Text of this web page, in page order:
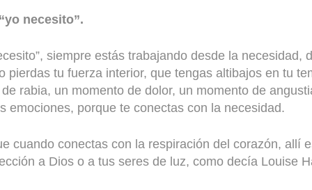
necesito”.
siempre estás trabajando desde la necesidad,
pierdas tu fuerza interior, que tengas altibajos en tu
rabia, un momento de dolor, un momento de
emociones, porque te conectas con la necesidad.
cuando conectas con la respiración del corazón, allí
a Dios o a tus seres de luz, como decía Louise